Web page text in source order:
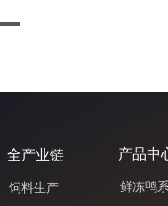
全产业链
饲料生产
产品中
鲜冻鸭